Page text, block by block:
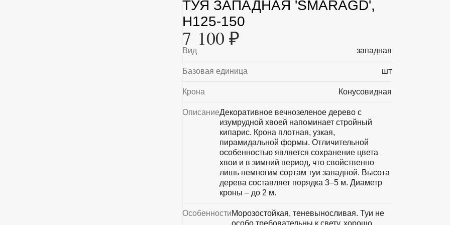
ТУЯ ЗАПАДНАЯ 'SMARAGD',
H125-150
7 100 ₽
Вид западная
Базовая единица шт
Крона Конусовидная
ОписаниеДекоративное вечнозеленое дерево с
изумрудной хвоей напоминает стройный
кипарис. Крона плотная, узкая,
пирамидальной формы. Отличительной
особенностью является сохранение цвета
хвои и в зимний период, что свойственно
лишь немногим сортам туи западной. Высота
дерева составляет порядка 3–5 м. Диаметр
кроны – до 2 м.
ОсобенностиМорозостойкая, теневыносливая. Туи не
особо требовательны к свету, хорошо